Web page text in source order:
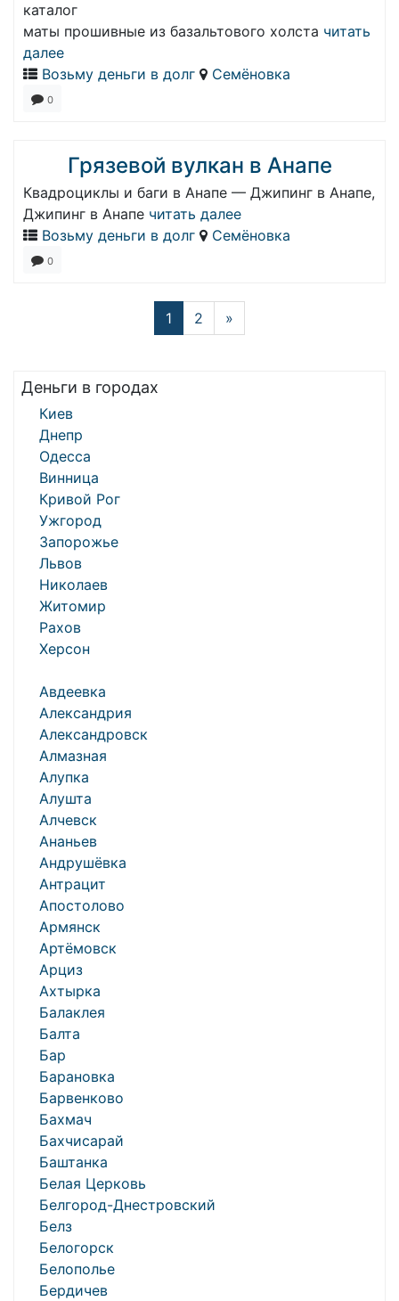
каталог
маты прошивные из базальтового холста читать
далее
Возьму деньги в долг
Семёновка
0
Грязевой вулкан в Анапе
Квадроциклы и баги в Анапе — Джипинг в Анапе,
Джипинг в Анапе читать далее
Возьму деньги в долг
Семёновка
0
1 2 »
Деньги в городах
Киев
Днепр
Одесса
Винница
Кривой Рог
Ужгород
Запорожье
Львов
Николаев
Житомир
Рахов
Херсон
Авдеевка
Александрия
Александровск
Алмазная
Алупка
Алушта
Алчевск
Ананьев
Андрушёвка
Антрацит
Апостолово
Армянск
Артёмовск
Арциз
Ахтырка
Балаклея
Балта
Бар
Барановка
Барвенково
Бахмач
Бахчисарай
Баштанка
Белая Церковь
Белгород-Днестровский
Белз
Белогорск
Белополье
Бердичев